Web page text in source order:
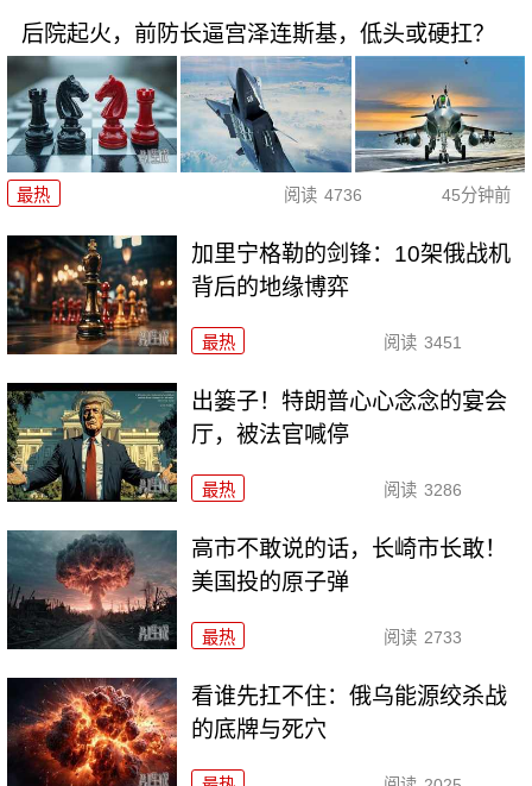
后院起火，前防长逼宫泽连斯基，低头或硬扛？
最热 阅读 4736 45分钟前
加里宁格勒的剑锋：10架俄战机
背后的地缘博弈
最热 阅读 3451
出篓子！特朗普心心念念的宴会
厅，被法官喊停
最热 阅读 3286
高市不敢说的话，长崎市长敢！
美国投的原子弹
最热 阅读 2733
看谁先扛不住：俄乌能源绞杀战
的底牌与死穴